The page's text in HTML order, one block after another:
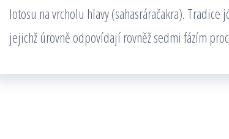
lotosu na vrcholu hlavy (sahasráračakra).
jejichž úrovně odpovídají rovněž sedmi fázím